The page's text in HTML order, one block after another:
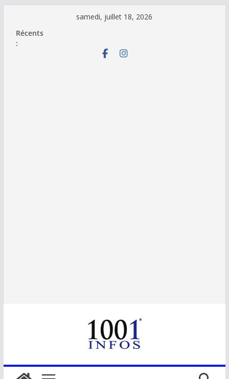
contenu
samedi, juillet 18, 2026
Récents
: